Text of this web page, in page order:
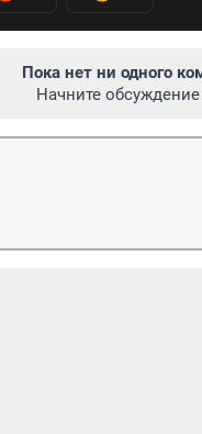
Пока нет ни одного
Начните